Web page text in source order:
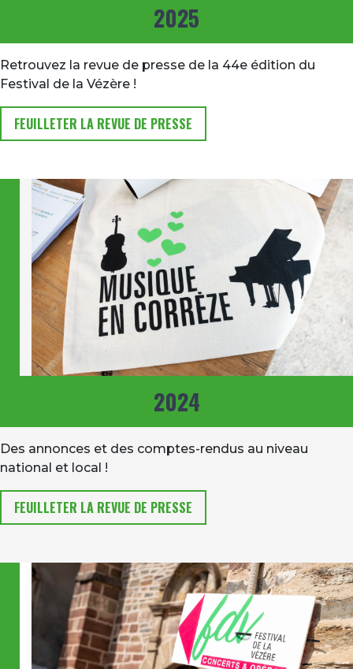
2025
Retrouvez la revue de presse de la 44e édition du
Festival de la Vézère !
FEUILLETER LA REVUE DE PRESSE
Image
2024
Des annonces et des comptes-rendus au niveau
national et local !
FEUILLETER LA REVUE DE PRESSE
Image